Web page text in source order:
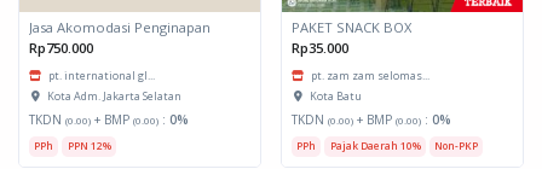
Jasa Akomodasi Penginapan
Rp750.000
pt. international gl...
Kota Adm. Jakarta Selatan
TKDN (0.00) + BMP (0.00) : 0%
PPh PPN 12%
PAKET SNACK BOX
Rp35.000
pt. zam zam selomas...
Kota Batu
TKDN (0.00) + BMP (0.00) : 0%
PPh Pajak Daerah 10% Non-PKP